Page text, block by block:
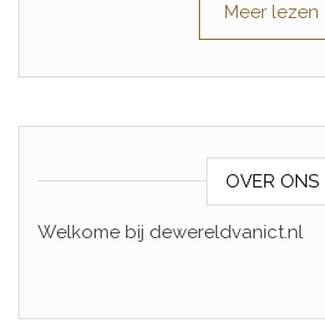
Meer lezen
OVER ONS
Welkome bij dewereldvanict.nl